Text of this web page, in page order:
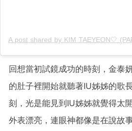
回想當初試鏡成功的時刻，金泰
的肚子裡開始就聽著IU姊姊的歌
刻，光是能見到IU姊姊就覺得太
外表漂亮，連眼神都像是在說故